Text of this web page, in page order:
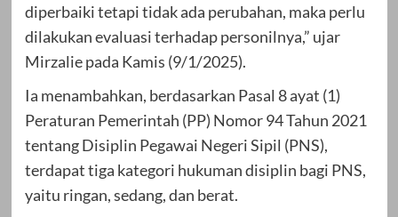
diperbaiki tetapi tidak ada perubahan, maka perlu
dilakukan evaluasi terhadap personilnya,” ujar
Mirzalie pada Kamis (9/1/2025).
Ia menambahkan, berdasarkan Pasal 8 ayat (1)
Peraturan Pemerintah (PP) Nomor 94 Tahun 2021
tentang Disiplin Pegawai Negeri Sipil (PNS),
terdapat tiga kategori hukuman disiplin bagi PNS,
yaitu ringan, sedang, dan berat.